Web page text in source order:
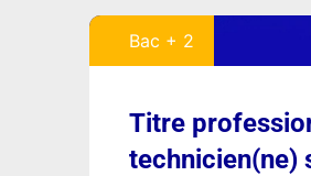
Bac + 2
Titre
technicien(ne)